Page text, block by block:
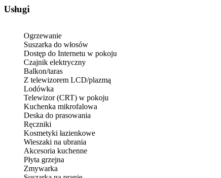
Usługi
Ogrzewanie
Suszarka do włosów
Dostęp do Internetu w pokoju
Czajnik elektryczny
Balkon/taras
Z telewizorem LCD/plazmą
Lodówka
Telewizor (CRT) w pokoju
Kuchenka mikrofalowa
Deska do prasowania
Ręczniki
Kosmetyki łazienkowe
Wieszaki na ubrania
Akcesoria kuchenne
Płyta grzejna
Zmywarka